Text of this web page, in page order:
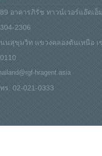
อาคารภิรัช ทาวน์เวอร์แอ๊ดเ
2306
นสุขุมวิท แขวงคลองตันเหนือ เ
hragent.asia
ร: 02-021-0333